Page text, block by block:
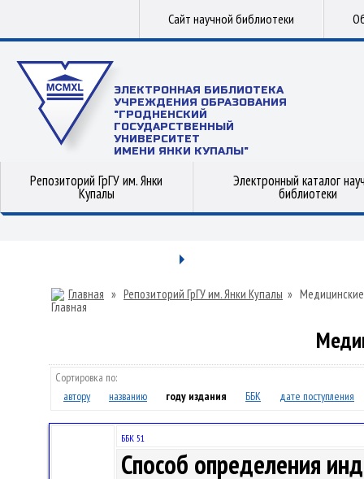
Сайт научной библиотеки
ЭЛЕКТРОННАЯ БИБЛИОТЕКА
УЧРЕЖДЕНИЯ ОБРАЗОВАНИЯ
"ГРОДНЕНСКИЙ
ГОСУДАРСТВЕННЫЙ
УНИВЕРСИТЕТ
ИМЕНИ ЯНКИ КУПАЛЫ"
Репозиторий ГрГУ им. Янки
Купалы
Электронный каталог
библиотеки
Главная » Репозиторий ГрГУ им. Янки Купалы »
Сортировка по:
автору
названию году издания ББК дате поступления
ББК 51
Способ определения